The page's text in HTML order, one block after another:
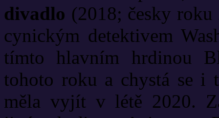
divadlo (2018; česky
cynickým detektivem
tímto hlavním hrdinou
tohoto roku a chystá se i
měla vyjít v létě 2020.